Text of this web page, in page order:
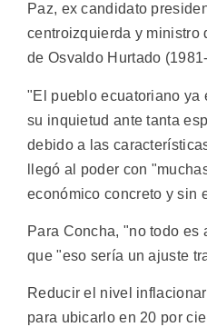
Paz, ex candidato
centroizquierda y ministro
de Osvaldo Hurtado
"El pueblo ecuatoriano ya
su inquietud ante tanta
debido a las
llegó al poder con
económico concreto y sin
Para Concha, "no todo es
que "eso sería un ajuste
Reducir el nivel
para ubicarlo en 20 por